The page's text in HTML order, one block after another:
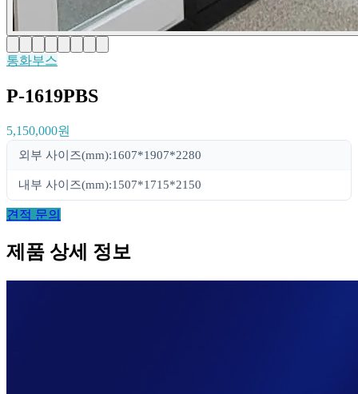
통화부스
P-1619PBS
5,150,000원
외부 사이즈(mm):1607*1907*2280
내부 사이즈(mm):1507*1715*2150
견적 문의
제품 상세 정보